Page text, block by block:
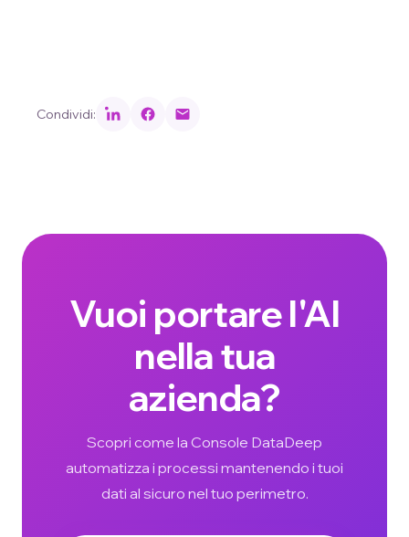
Condividi:
Vuoi portare l'AI
nella tua
azienda?
Scopri come la Console DataDeep
automatizza i processi mantenendo i tuoi
dati al sicuro nel tuo perimetro.